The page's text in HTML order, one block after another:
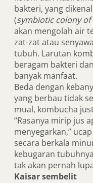
bakteri, yang
(symbiotic colony
akan mengolah air
zat-zat atau
tubuh. Larutan
beragam bakteri
banyak manfaat.
Beda dengan
yang berbau tidak
mual, kombucha
“Rasanya mirip jus
menyegarkan,”
secara berkala
kebugaran
tak akan pernah
Kaisar sembelit